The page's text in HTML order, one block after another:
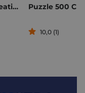
Puzzle 500 Creative Rajskie Ptaki 37564
10,0 (1)